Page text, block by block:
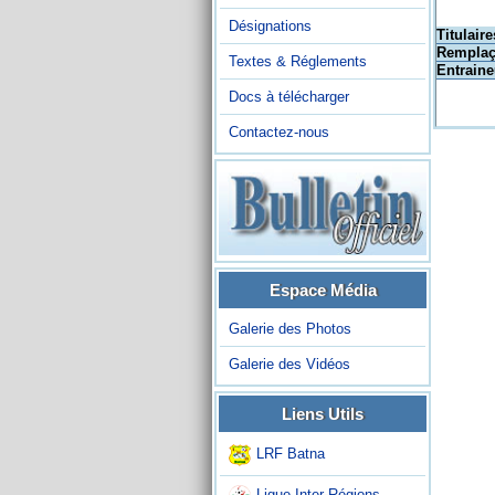
Désignations
Textes & Réglements
Docs à télécharger
Contactez-nous
Espace Média
Galerie des Photos
Galerie des Vidéos
Liens Utils
LRF Batna